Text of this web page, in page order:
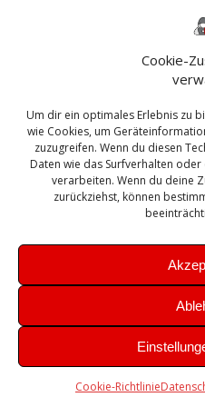
Cookie-
Um dir ein optimales Erlebnis zu
wie Cookies, um
zuzugreifen. Wenn du diesen
Daten wie das Surfverhalten
verarbeiten. Wenn du deine
zurückziehst, können
Cookie-Richtlinie
Exchange
Sanierung SBS
Sicherung SIEM
Update Upgrade
VMWare VPN